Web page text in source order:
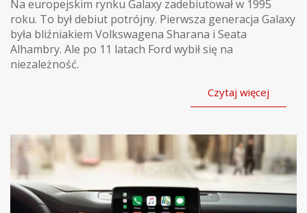
Na europejskim rynku Galaxy zadebiutował w 1995
roku. To był debiut potrójny. Pierwsza generacja Galaxy
była bliźniakiem Volkswagena Sharana i Seata
Alhambry. Ale po 11 latach Ford wybił się na
niezależność.
Czytaj więcej